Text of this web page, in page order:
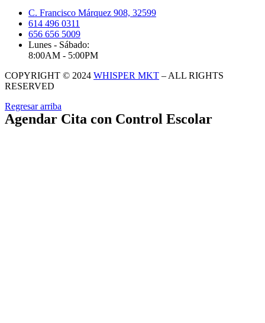
C. Francisco Márquez 908, 32599
614 496 0311
656 656 5009
Lunes - Sábado:
8:00AM - 5:00PM
COPYRIGHT © 2024 WHISPER MKT – ALL RIGHTS
RESERVED
Regresar arriba
Agendar Cita con Control Escolar